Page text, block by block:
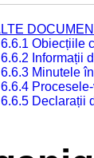
6.6.1 Obiecțiile
6.6.2 Informații
6.6.3 Minutele
6.6.4
6.6.5 Declarații